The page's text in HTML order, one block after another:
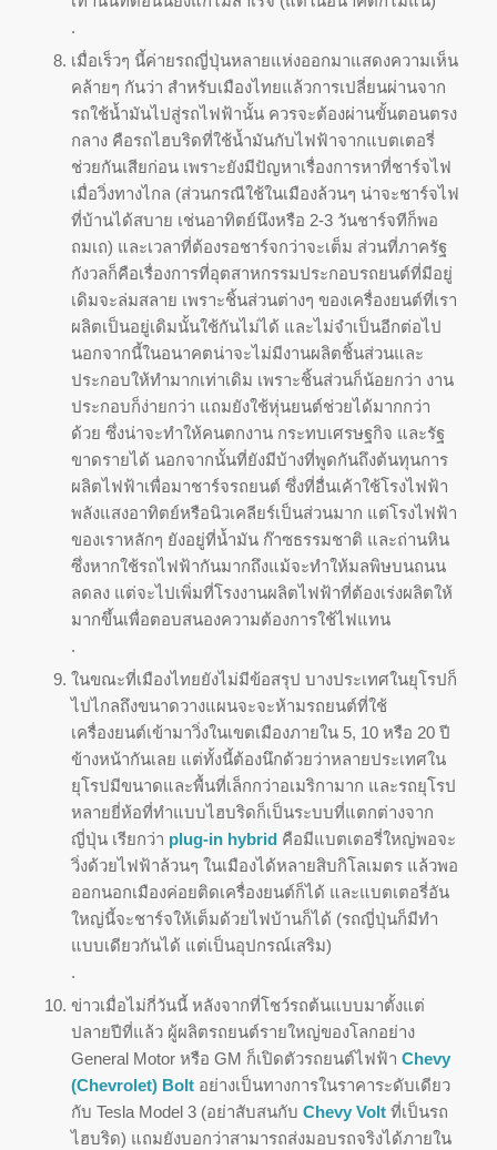
.
เมื่อเร็วๆ นี้ค่ายรถญี่ปุ่นหลายแห่งออกมาแสดงความเห็น
คล้ายๆ กันว่า สำหรับเมืองไทยแล้วการเปลี่ยนผ่านจาก
รถใช้น้ำมันไปสู่รถไฟฟ้านั้น ควรจะต้องผ่านขั้นตอนตรง
กลาง คือรถไฮบริดที่ใช้น้ำมันกับไฟฟ้าจากแบตเตอรี่
ช่วยกันเสียก่อน เพราะยังมีปัญหาเรื่องการหาที่ชาร์จไฟ
เมื่อวิ่งทางไกล (ส่วนกรณีใช้ในเมืองล้วนๆ น่าจะชาร์จไฟ
ที่บ้านได้สบาย เช่นอาทิตย์นึงหรือ 2-3 วันชาร์จทีก็พอ
ถมเถ) และเวลาที่ต้องรอชาร์จกว่าจะเต็ม ส่วนที่ภาครัฐ
กังวลก็คือเรื่องการที่อุตสาหกรรมประกอบรถยนต์ที่มีอยู่
เดิมจะล่มสลาย เพราะชิ้นส่วนต่างๆ ของเครื่องยนต์ที่เรา
ผลิตเป็นอยู่เดิมนั้นใช้กันไม่ได้ และไม่จำเป็นอีกต่อไป
นอกจากนี้ในอนาคตน่าจะไม่มีงานผลิตชิ้นส่วนและ
ประกอบให้ทำมากเท่าเดิม เพราะชิ้นส่วนก็น้อยกว่า งาน
ประกอบก็ง่ายกว่า แถมยังใช้หุ่นยนต์ช่วยได้มากกว่า
ด้วย ซึ่งน่าจะทำให้คนตกงาน กระทบเศรษฐกิจ และรัฐ
ขาดรายได้ นอกจากนั้นที่ยังมีบ้างที่พูดกันถึงต้นทุนการ
ผลิตไฟฟ้าเพื่อมาชาร์จรถยนต์ ซึ่งที่อื่นเค้าใช้โรงไฟฟ้า
พลังแสงอาทิตย์หรือนิวเคลียร์เป็นส่วนมาก แต่โรงไฟฟ้า
ของเราหลักๆ ยังอยู่ที่น้ำมัน ก๊าซธรรมชาติ และถ่านหิน
ซึ่งหากใช้รถไฟฟ้ากันมากถึงแม้จะทำให้มลพิษบนถนน
ลดลง แต่จะไปเพิ่มที่โรงงานผลิตไฟฟ้าที่ต้องเร่งผลิตให้
มากขึ้นเพื่อตอบสนองความต้องการใช้ไฟแทน
.
ในขณะที่เมืองไทยยังไม่มีข้อสรุป บางประเทศในยุโรปก็
ไปไกลถึงขนาดวางแผนจะจะห้ามรถยนต์ที่ใช้
เครื่องยนต์เข้ามาวิ่งในเขตเมืองภายใน 5, 10 หรือ 20 ปี
ข้างหน้ากันเลย แต่ทั้งนี้ต้องนึกด้วยว่าหลายประเทศใน
ยุโรปมีขนาดและพื้นที่เล็กกว่าอเมริกามาก และรถยุโรป
หลายยี่ห้อที่ทำแบบไฮบริดก็เป็นระบบที่แตกต่างจาก
ญี่ปุ่น เรียกว่า plug-in hybridคือมีแบตเตอรี่ใหญ่พอจะ
วิ่งด้วยไฟฟ้าล้วนๆ ในเมืองได้หลายสิบกิโลเมตร แล้วพอ
ออกนอกเมืองค่อยติดเครื่องยนต์ก็ได้ และแบตเตอรี่อัน
ใหญ่นี้จะชาร์จให้เต็มด้วยไฟบ้านก็ได้ (รถญี่ปุ่นก็มีทำ
แบบเดียวกันได้ แต่เป็นอุปกรณ์เสริม)
.
ข่าวเมื่อไม่กี่วันนี้ หลังจากที่โชว์รถต้นแบบมาตั้งแต่
ปลายปีที่แล้ว ผู้ผลิตรถยนต์รายใหญ่ของโลกอย่าง
General Motor หรือ GM ก็เปิดตัวรถยนต์ไฟฟ้า Chevy
(Chevrolet) Boltอย่างเป็นทางการในราคาระดับเดียว
กับ Tesla Model 3 (อย่าสับสนกับ Chevy Voltที่เป็นรถ
ไฮบริด) แถมยังบอกว่าสามารถส่งมอบรถจริงได้ภายใน